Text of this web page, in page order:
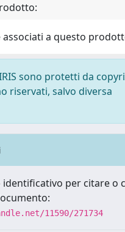
associati a questo
sono protetti da
riservati, salvo diversa
identificativo per citare o
11590/271734